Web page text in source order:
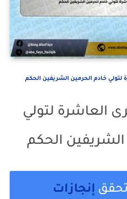
لتولي خادم الحرمين الشريفين الحكم
العاشرة لتولي
الشريفين الحكم
إنجازات